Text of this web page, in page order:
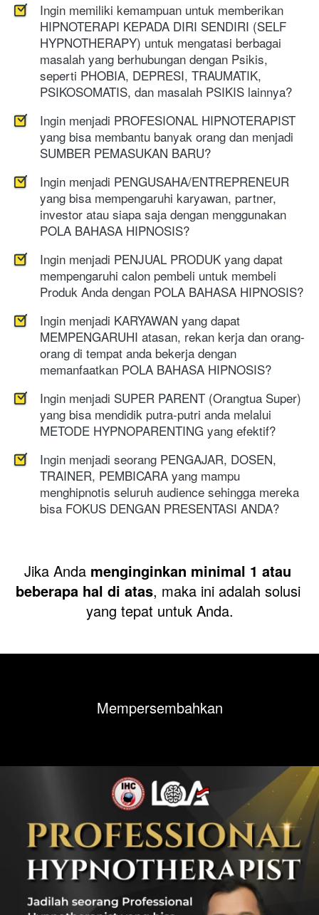
Ingin memiliki kemampuan untuk memberikan
HIPNOTERAPI KEPADA DIRI SENDIRI (SELF
HYPNOTHERAPY) untuk mengatasi berbagai
masalah yang berhubungan dengan Psikis,
seperti PHOBIA, DEPRESI, TRAUMATIK,
PSIKOSOMATIS, dan masalah PSIKIS lainnya?
Ingin menjadi PROFESIONAL HIPNOTERAPIST
yang bisa membantu banyak orang dan menjadi
SUMBER PEMASUKAN BARU?
Ingin menjadi PENGUSAHA/ENTREPRENEUR
yang bisa mempengaruhi karyawan, partner,
investor atau siapa saja dengan menggunakan
POLA BAHASA HIPNOSIS?
Ingin menjadi PENJUAL PRODUK yang dapat
mempengaruhi calon pembeli untuk membeli
Produk Anda dengan POLA BAHASA HIPNOSIS?
Ingin menjadi KARYAWAN yang dapat
MEMPENGARUHI atasan, rekan kerja dan orang-
orang di tempat anda bekerja dengan
memanfaatkan POLA BAHASA HIPNOSIS?
Ingin menjadi SUPER PARENT (Orangtua Super)
yang bisa mendidik putra-putri anda melalui
METODE HYPNOPARENTING yang efektif?
Ingin menjadi seorang PENGAJAR, DOSEN,
TRAINER, PEMBICARA yang mampu
menghipnotis seluruh audience sehingga mereka
bisa FOKUS DENGAN PRESENTASI ANDA?
Jika Anda menginginkan minimal 1 atau
beberapa hal di atas, maka ini adalah solusi
yang tepat untuk Anda.
Mempersembahkan